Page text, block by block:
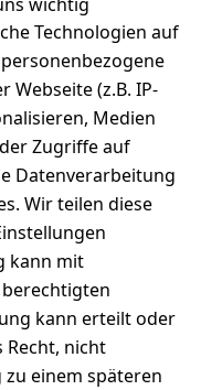
Technologien auf
Webseite (z.B. IP-
Medien
Zugriffe auf
Datenverarbeitung
Wir teilen diese
kann mit
kann erteilt oder
Recht, nicht
einem späteren